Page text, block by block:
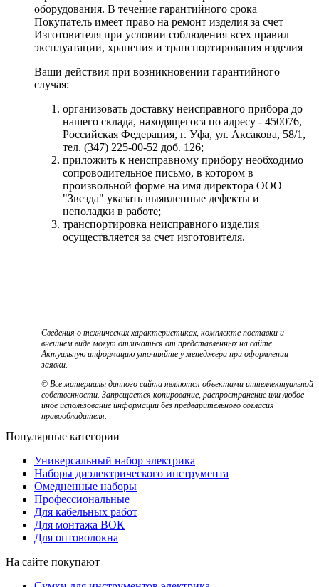
оборудования. В течение гарантийного срока
Покупатель имеет право на ремонт изделия за счет
Изготовителя при условии соблюдения всех правил
эксплуатации, хранения и транспортирования изделия
Ваши действия при возникновении гарантийного
случая:
организовать доставку неисправного прибора до
нашего склада, находящегося по адресу - 450076,
Российская Федерация, г. Уфа, ул. Аксакова, 58/1,
тел. (347) 225-00-52 доб. 126;
приложить к неисправному прибору необходимо
сопроводительное письмо, в котором в
произвольной форме на имя директора ООО
"Звезда" указать выявленные дефекты и
неполадки в работе;
транспортировка неисправного изделия
осуществляется за счет изготовителя.
Сведения о технических характеристиках, комплекте поставки и
внешнем виде могут отличаться от представленных на сайте.
Актуальную информацию уточняйте у менеджера при оформлении
заявки.
© Все материалы данного сайта являются объектами интеллектуальной
собственности. Запрещается копирование, распространение или любое
иное использование информации без предварительного согласия
правообладателя.
Популярные категории
Универсальный набор электрика
Наборы диэлектрического инструмента
Омедненные наборы
Профессиональные
Для кабельных работ
Для монтажа ВОК
Для оптоволокна
На сайте покупают